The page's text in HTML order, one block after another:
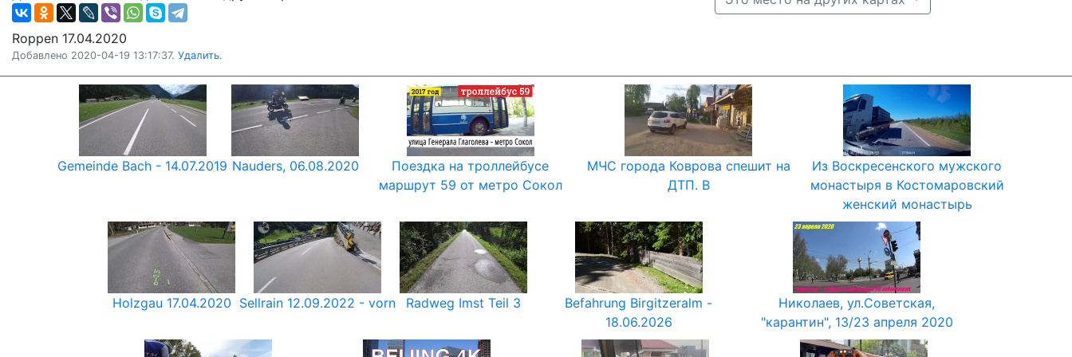
Roppen 17.04.2020
Добавлено 2020-04-19 13:17:37. Удалить.
Gemeinde Bach - 14.07.2019 Nauders, 06.08.2020
Поездка на троллейбусе
маршрут 59 от метро Сокол
МЧС города Коврова спешит на
ДТП. В
Из Воскресенского мужского
монастыря в Костомаровский
женский монастырь
Holzgau 17.04.2020 Sellrain 12.09.2022 - vorn Radweg Imst Teil 3
Befahrung Birgitzeralm -
18.06.2026
Николаев, ул.Советская,
"карантин", 13/23 апреля 2020